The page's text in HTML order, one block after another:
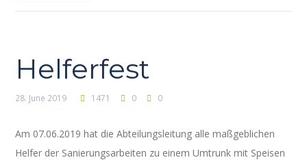
Helferfest
28. June 2019 1471 0 0
Am 07.06.2019 hat die Abteilungsleitung alle maßgeblichen
Helfer der Sanierungsarbeiten zu einem Umtrunk mit Speisen